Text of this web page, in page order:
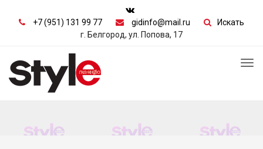
+7 (951) 131 99 77 gidinfo@mail.ru
Искать
г. Белгород, ул. Попова, 17